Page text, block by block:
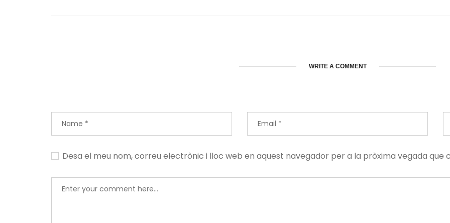
WRITE A COMMENT
Desa el meu nom, correu electrònic i lloc web en aquest navegador per a la pròxima vegada que